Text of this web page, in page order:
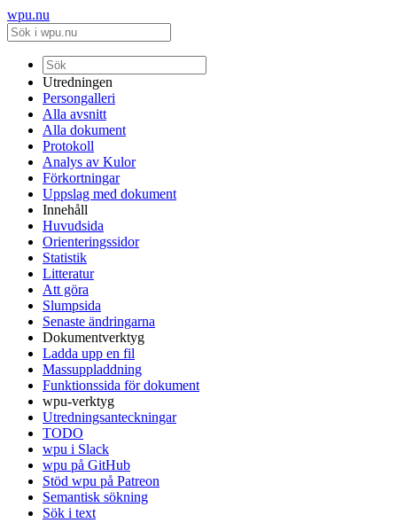
wpu.nu
Utredningen
Persongalleri
Alla avsnitt
Alla dokument
Protokoll
Analys av Kulor
Förkortningar
Uppslag med dokument
Innehåll
Huvudsida
Orienteringssidor
Statistik
Litteratur
Att göra
Slumpsida
Senaste ändringarna
Dokumentverktyg
Ladda upp en fil
Massuppladdning
Funktionssida för dokument
wpu-verktyg
Utredningsanteckningar
TODO
wpu i Slack
wpu på GitHub
Stöd wpu på Patreon
Semantisk sökning
Sök i text